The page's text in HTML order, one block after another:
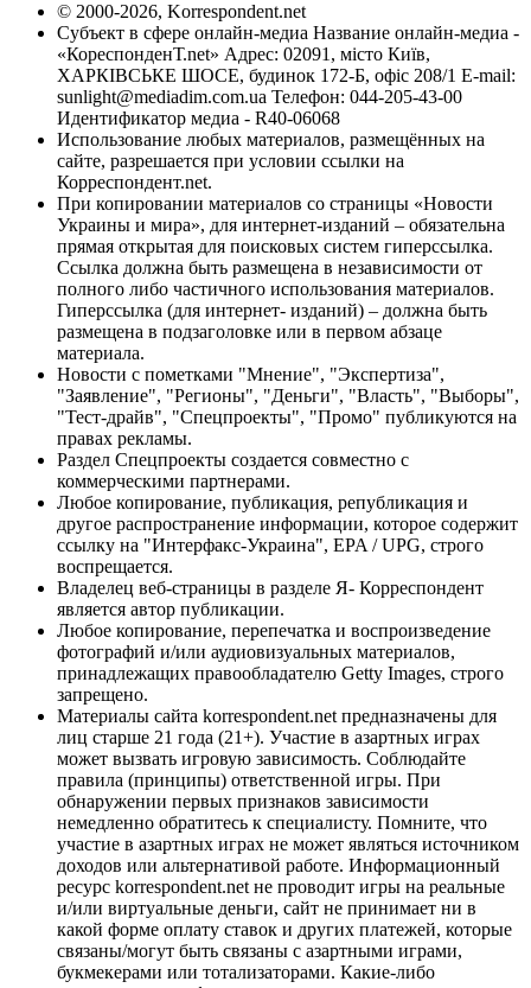
© 2000-2026, Korrespondent.net
Субъект в сфере онлайн-медиа Название онлайн-медиа -
«КореспонденТ.net» Адрес: 02091, місто Київ,
ХАРКІВСЬКЕ ШОСЕ, будинок 172-Б, офіс 208/1 E-mail:
sunlight@mediadim.com.ua Телефон: 044-205-43-00
Идентификатор медиа - R40-06068
Использование любых материалов, размещённых на
сайте, разрешается при условии ссылки на
Корреспондент.net.
При копировании материалов со страницы «Новости
Украины и мира», для интернет-изданий – обязательна
прямая открытая для поисковых систем гиперссылка.
Ссылка должна быть размещена в независимости от
полного либо частичного использования материалов.
Гиперссылка (для интернет- изданий) – должна быть
размещена в подзаголовке или в первом абзаце
материала.
Новости с пометками "Мнение", "Экспертиза",
"Заявление", "Регионы", "Деньги", "Власть", "Выборы",
"Тест-драйв", "Спецпроекты", "Промо" публикуются на
правах рекламы.
Раздел Спецпроекты создается совместно с
коммерческими партнерами.
Любое копирование, публикация, републикация и
другое распространение информации, которое содержит
ссылку на "Интерфакс-Украина", EPA / UPG, строго
воспрещается.
Владелец веб-страницы в разделе Я- Корреспондент
является автор публикации.
Любое копирование, перепечатка и воспроизведение
фотографий и/или аудиовизуальных материалов,
принадлежащих правообладателю Getty Images, строго
запрещено.
Материалы сайта korrespondent.net предназначены для
лиц старше 21 года (21+). Участие в азартных играх
может вызвать игровую зависимость. Соблюдайте
правила (принципы) ответственной игры. При
обнаружении первых признаков зависимости
немедленно обратитесь к специалисту. Помните, что
участие в азартных играх не может являться источником
доходов или альтернативой работе. Информационный
ресурс korrespondent.net не проводит игры на реальные
и/или виртуальные деньги, сайт не принимает ни в
какой форме оплату ставок и других платежей, которые
связаны/могут быть связаны с азартными играми,
букмекерами или тотализаторами. Какие-либо